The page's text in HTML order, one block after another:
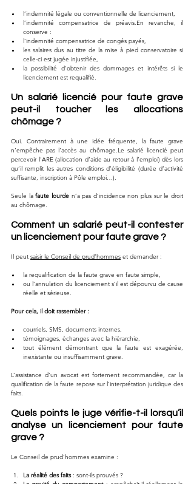
l’indemnité légale ou conventionnelle de licenciement,
l’indemnité compensatrice de préavis.En revanche, il
conserve :
l’indemnité compensatrice de congés payés,
les salaires dus au titre de la mise à pied conservatoire si
celle-ci est jugée injustifiée,
la possibilité d'obtenir des dommages et intérêts si le
licenciement est requalifié.
Un salarié licencié pour faute grave
peut-il toucher les allocations
chômage ?
Oui. Contrairement à une idée fréquente, la faute grave
n’empêche pas l’accès au chômage.Le salarié licencié peut
percevoir l’ARE (allocation d’aide au retour à l’emploi) dès lors
qu’il remplit les autres conditions d’éligibilité (durée d’activité
suffisante, inscription à Pôle emploi…).
Seule la faute lourde n’a pas d’incidence non plus sur le droit
au chômage.
Comment un salarié peut-il contester
un licenciement pour faute grave ?
Il peut saisir le Conseil de prud’hommes et demander :
la requalification de la faute grave en faute simple,
ou l’annulation du licenciement s’il est dépourvu de cause
réelle et sérieuse.
Pour cela, il doit rassembler :
courriels, SMS, documents internes,
témoignages, échanges avec la hiérarchie,
tout élément démontrant que la faute est exagérée,
inexistante ou insuffisamment grave.
L’assistance d’un avocat est fortement recommandée, car la
qualification de la faute repose sur l’interprétation juridique des
faits.
Quels points le juge vérifie-t-il lorsqu’il
analyse un licenciement pour faute
grave ?
Le Conseil de prud’hommes examine :
La réalité des faits : sont-ils prouvés ?